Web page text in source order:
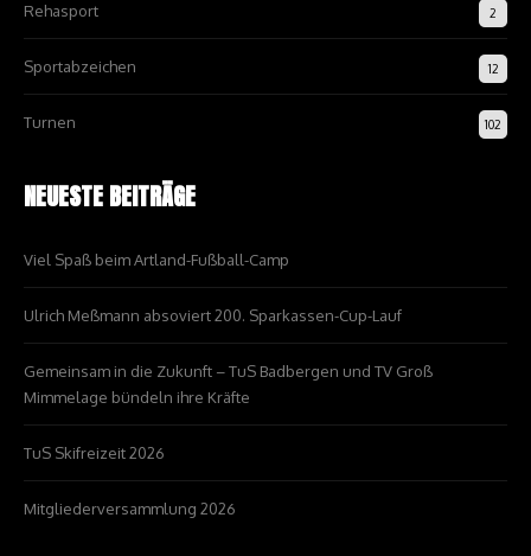
Rehasport 2
Sportabzeichen 12
Turnen 102
NEUESTE BEITRÄGE
Viel Spaß beim Artland-Fußball-Camp
Ulrich Meßmann absoviert 200. Sparkassen-Cup-Lauf
Gemeinsam in die Zukunft – TuS Badbergen und TV Groß
Mimmelage bündeln ihre Kräfte
TuS Skifreizeit 2026
Mitgliederversammlung 2026